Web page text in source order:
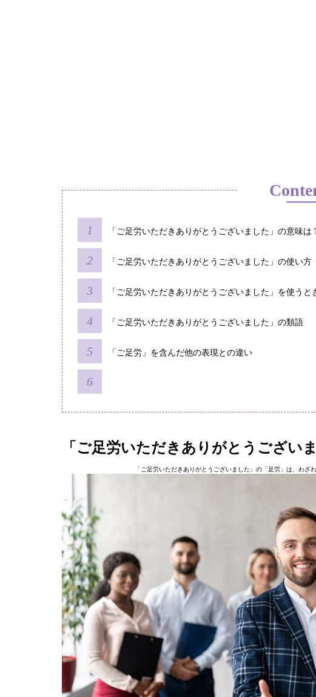
「ご足労いただきありがとうございました」の意味は
「ご足労いただきありがとうございました」の使い方
「ご足労いただきありがとうございました」を使うと
「ご足労いただきありがとうございました」の類語
「ご足労」を含んだ他の表現との違い
「ご足労いただきありがとうござい
「ご足労いただきありがとうございました」の「足労」は、わざ